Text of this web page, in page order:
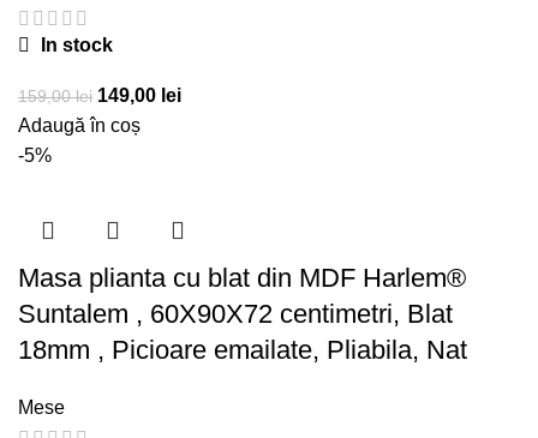
In stock
159,00lei Prețul
inițial
149,00 leiPrețul
Adaugă în coș
-5%
Masa plianta cu blat din MDF Harlem®
Suntalem , 60X90X72 centimetri, Blat
18mm , Picioare emailate, Pliabila, Nat
Mese